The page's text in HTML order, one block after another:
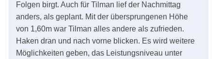
Folgen birgt. Auch für Tilman lief der Nachmittag
anders, als geplant. Mit der übersprungenen Höhe
von 1,60m war Tilman alles andere als zufrieden.
Haken dran und nach vorne blicken. Es wird weitere
Möglichkeiten geben, das Leistungsniveau unter